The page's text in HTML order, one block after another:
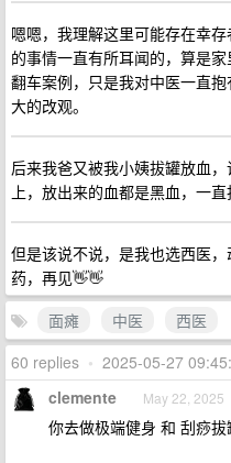
嗯嗯，我理解这里可能存在幸
的事情一直有所耳闻的，算是
翻车案例，只是我对中医一直
大的改观。
后来我爸又被我小姨拔罐放血
上，放出来的血都是黑血，一
但是该说不说，是我也选西医
药，再见👋👋
面瘫
中医
西医
60 replies • 2025-05-27
clemente May 22, 2025
你去做极端健身 和 刮痧